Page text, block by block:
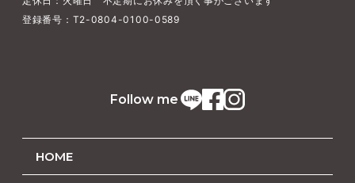
登録番号：T2-0804-0100-0589
Follow me
HOME